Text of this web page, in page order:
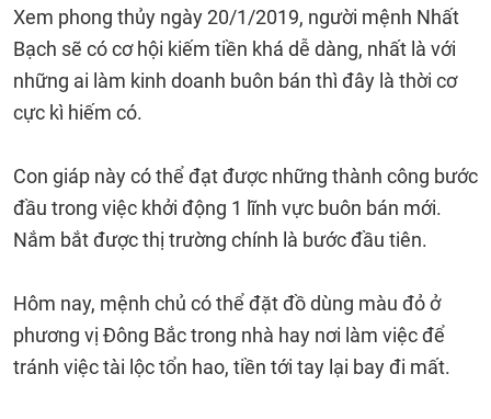
Xem phong thủy ngày 20/1/2019, người mệnh Nhất
Bạch sẽ có cơ hội kiếm tiền khá dễ dàng, nhất là với
những ai làm kinh doanh buôn bán thì đây là thời cơ
cực kì hiếm có.
Con giáp này có thể đạt được những thành công bước
đầu trong việc khởi động 1 lĩnh vực buôn bán mới.
Nắm bắt được thị trường chính là bước đầu tiên.
Hôm nay, mệnh chủ có thể đặt đồ dùng màu đỏ ở
phương vị Đông Bắc trong nhà hay nơi làm việc để
tránh việc tài lộc tổn hao, tiền tới tay lại bay đi mất.